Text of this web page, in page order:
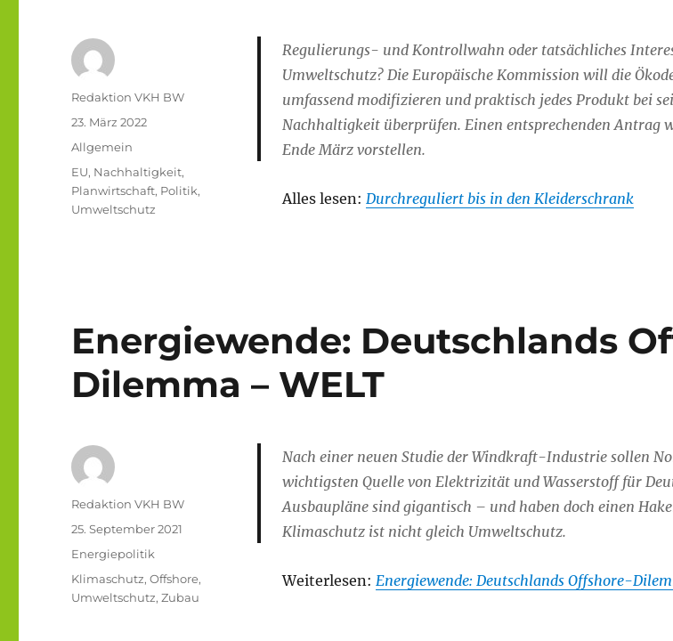
Regulierungs- und Kontrollwahn oder tatsächliches
Umweltschutz? Die Europäische Kommission will die
umfassend modifizieren und praktisch jedes Produkt bei
Nachhaltigkeit überprüfen. Einen entsprechenden Antrag
Ende März vorstellen.
Alles lesen: Durchreguliert bis in den Kleiderschrank
Autor
Redaktion VKH BW
Veröffentlicht
am
23. März 2022
Kategorien
Allgemein
Schlagwörter
EU, Nachhaltigkeit,
Planwirtschaft, Politik,
Umweltschutz
Energiewende: Deutschlands
Dilemma – WELT
Nach einer neuen Studie der Windkraft-Industrie sollen
wichtigsten Quelle von Elektrizität und Wasserstoff für
Ausbaupläne sind gigantisch – und haben doch einen
Klimaschutz ist nicht gleich Umweltschutz.
Weiterlesen: Energiewende: Deutschlands Offshore-
Autor
Redaktion VKH BW
Veröffentlicht
25. September 2021
Kategorien
Energiepolitik
Schlagwörter
Klimaschutz,Offshore,
Umweltschutz,Zubau